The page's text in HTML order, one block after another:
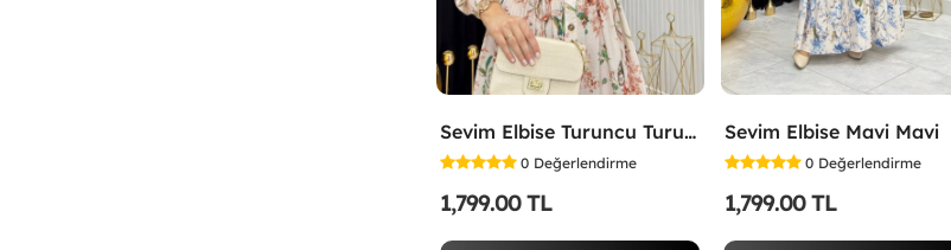
Sevim Elbise Turuncu Turuncu
0 Değerlendirme
1,799.00 TL
Sevim Elbise Mavi Mavi
0 Değerlendirme
1,799.00 TL